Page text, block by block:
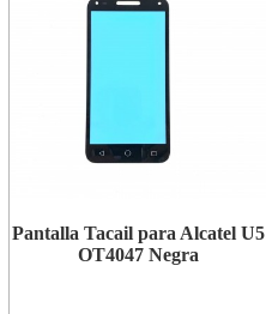
Pantalla Tacail para Alcatel U5
OT4047 Negra